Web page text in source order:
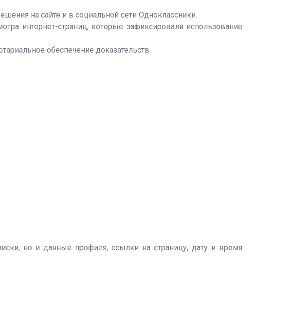
на сайте и в социальной сети Одноклассники.
интернет-страниц, которые зафиксировали использование
обеспечение доказательств.
но и данные профиля, ссылки на страницу, дату и время